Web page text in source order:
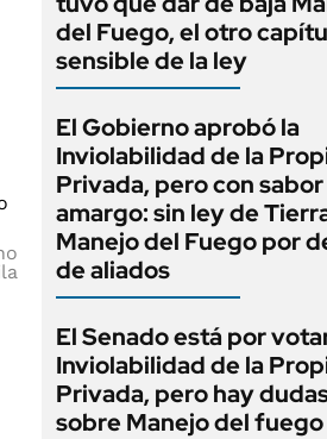
del Fuego, el otro
sensible de la ley
El Gobierno aprobó la
Inviolabilidad de la
Privada, pero con sabor
amargo: sin ley de
Manejo del Fuego por
de aliados
El Senado está por
Inviolabilidad de la
Privada, pero hay
sobre Manejo del fuego